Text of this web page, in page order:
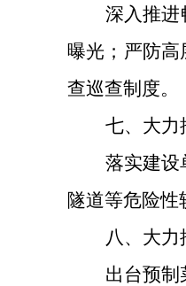
深入推进
曝光；严防
查巡查制度。
七、 大力
落实建设
隧道等危险
八、 大力
出台预